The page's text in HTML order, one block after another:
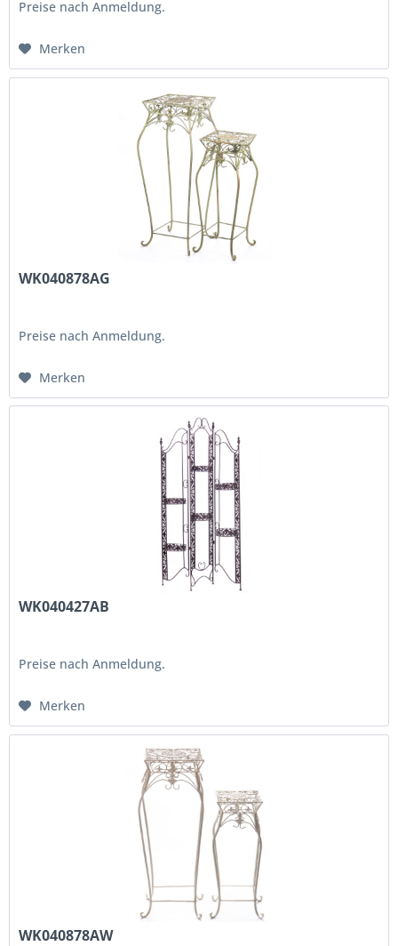
Preise nach Anmeldung.
Merken
WK040878AG
Preise nach Anmeldung.
Merken
WK040427AB
Preise nach Anmeldung.
Merken
WK040878AW